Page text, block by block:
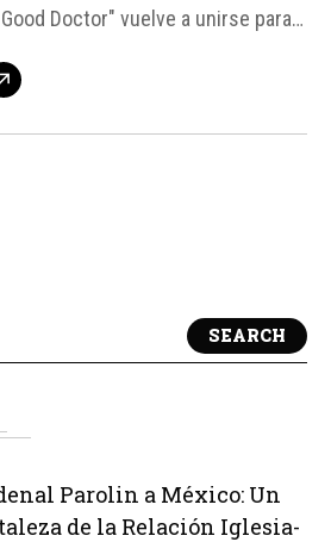
Doctor" vuelve a unirse para
siete temporadas trabajando
SEARCH
Parolin a México: Un
de la Relación Iglesia-